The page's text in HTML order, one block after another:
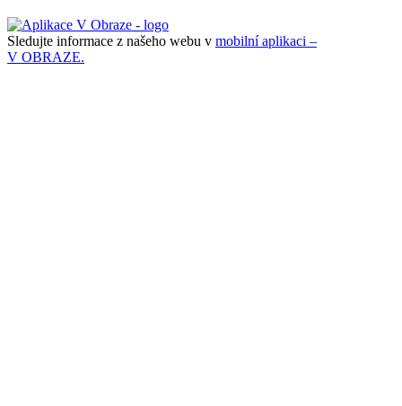
Sledujte informace z našeho webu v mobilní aplikaci –
V OBRAZE.